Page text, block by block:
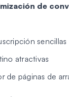
de
sencillas
atractivas
de páginas de